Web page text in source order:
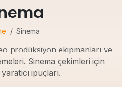
Sinema
prodüksiyon ekipmanları ve
Sinema çekimleri için
ipuçları.